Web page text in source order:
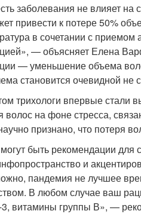
заболевания не влияет
привести к потере 50%
в сочетании с приемом
— объясняет Елена
— уменьшение объема
становится очевидной
трихологи впервые стали
волос на фоне стресса,
признано, что потеря
быть рекомендации
и
пандемия не лучшее
В любом случае ваш
витамины группы В», —